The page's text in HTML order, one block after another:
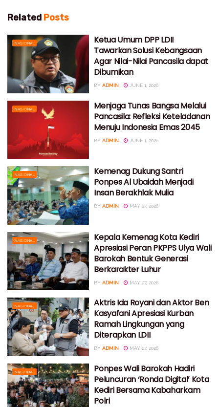
Related Posts
NASIONAL
Ketua Umum DPP LDII
Tawarkan Solusi Kebangsaan
Agar Nilai-Nilai Pancasila dapat
Dibumikan
BY ADMIN JUNE 1, 2026
NASIONAL
Menjaga Tunas Bangsa Melalui
Pancasila: Refleksi Keteladanan
Menuju Indonesia Emas 2045
BY ADMIN JUNE 1, 2026
NASIONAL
Kemenag Dukung Santri
Ponpes Al Ubaidah Menjadi
Insan Berakhlak Mulia
BY ADMIN MAY 27, 2026
NASIONAL
Kepala Kemenag Kota Kediri
Apresiasi Peran PKPPS Ulya Wali
Barokah Bentuk Generasi
Berkarakter Luhur
BY ADMIN MAY 27, 2026
NASIONAL
Aktris Ida Royani dan Aktor Ben
Kasyafani Apresiasi Kurban
Ramah Lingkungan yang
Diterapkan LDII
BY ADMIN MAY 27, 2026
NASIONAL
Ponpes Wali Barokah Hadiri
Peluncuran ‘Ronda Digital’ Kota
Kediri Bersama Kabaharkam
Polri